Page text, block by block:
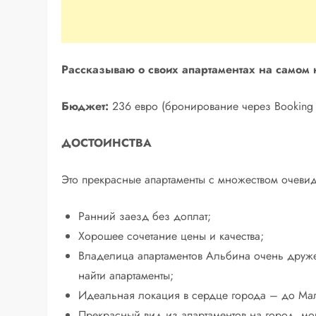
Рассказываю о своих апартаментах на
Бюджет: 236 евро (бронирование через
ДОСТОИНСТВА
Это прекрасные апартаменты с множеством
Ранний заезд без доплат;
Хорошее сочетание цены и качества;
Владелица апартаментов Альбина очень
найти апартаменты;
Идеальная локация в сердце города – до